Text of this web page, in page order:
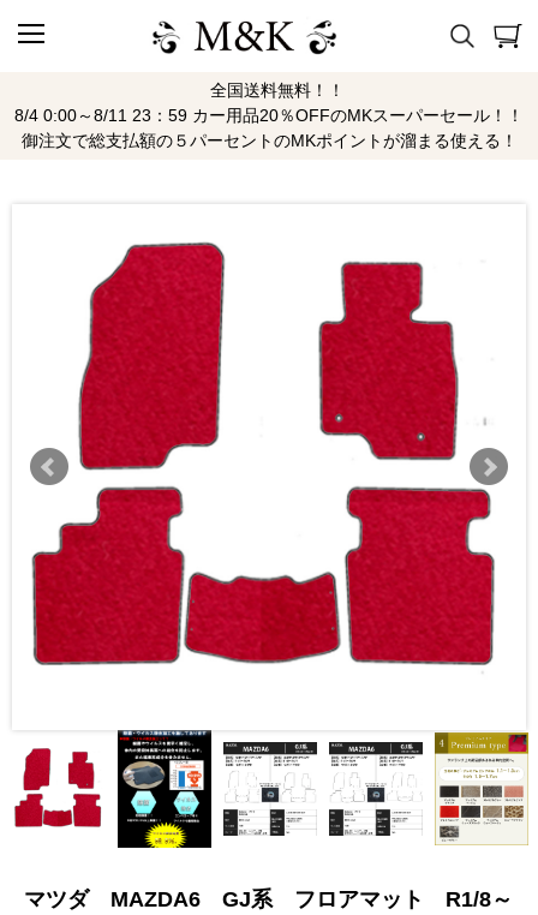
全国送料無料！！
8/4 0:00～8/11 23：59 カー用品20％OFFのMKスーパーセール！！
御注文で総支払額の５パーセントのMKポイントが溜まる使える！
マツダ MAZDA6 GJ系 フロアマット R1/8～